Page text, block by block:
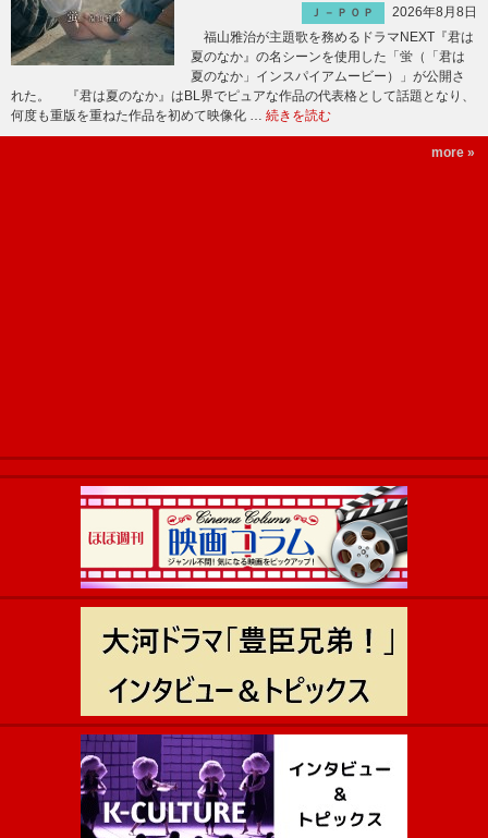
Ｊ－ＰＯＰ
2026年8月8日
福山雅治が主題歌を務めるドラマNEXT『君は
夏のなか』の名シーンを使用した「蛍（「君は
夏のなか」インスパイアムービー）」が公開さ
れた。 『君は夏のなか』はBL界でピュアな作品の代表格として話題となり、
何度も重版を重ねた作品を初めて映像化 … 続きを読む
more »